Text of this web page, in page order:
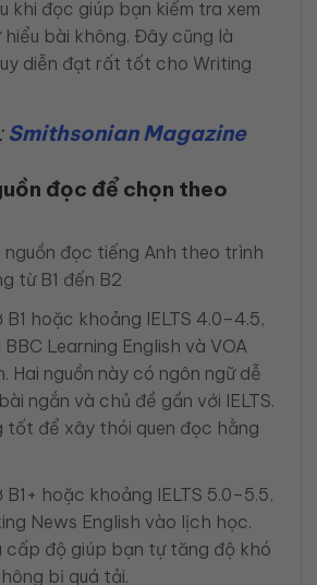
khi đọc giúp bạn kiểm tra xem
bài không. Đây cũng là
diễn đạt rất tốt cho Writing
Smithsonian Magazine
đọc để chọn theo
B1 hoặc khoảng IELTS 4.0–4.5,
Learning English và VOA
Hai nguồn này có ngôn ngữ dễ
ngắn và chủ đề gần với IELTS.
tốt để xây thói quen đọc hằng
B1+ hoặc khoảng IELTS 5.0–5.5,
News English vào lịch học.
cấp độ giúp bạn tự tăng độ khó
bị quá tải.